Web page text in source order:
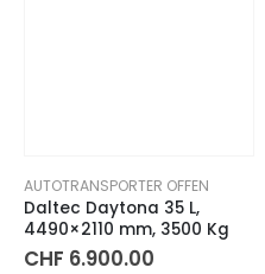
AUTOTRANSPORTER OFFEN
Daltec Daytona 35 L,
4490×2110 mm, 3500 Kg
CHF 6.900.00